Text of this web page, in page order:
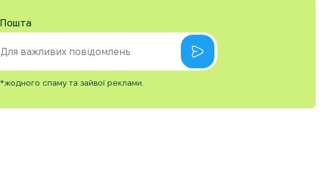
Пошта
*жодного спаму та зайвої реклами.